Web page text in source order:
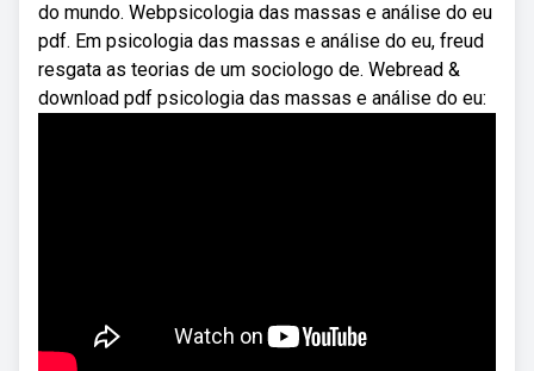
do mundo. Webpsicologia das massas e análise do eu
pdf. Em psicologia das massas e análise do eu, freud
resgata as teorias de um sociologo de. Webread &
download pdf psicologia das massas e análise do eu: